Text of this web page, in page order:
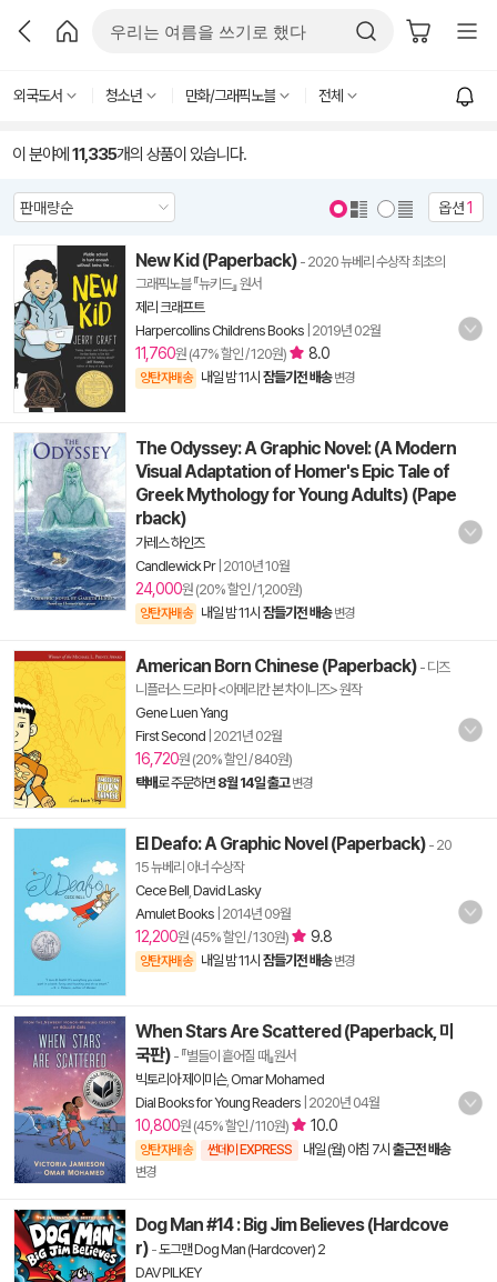
외국도서 청소년 만화/그래픽노블 전체
이 분야에 11,335개의 상품이 있습니다.
옵션1
New Kid (Paperback) - 2020 뉴베리 수상작 최초의
그래픽노블 『뉴키드』 원서
제리 크래프트
Harpercollins Childrens Books 2019년 02월
11,760원 (47% 할인 / 120원) 8.0
양탄자배송 내일 밤 11시 잠들기전 배송 변경
The Odyssey: A Graphic Novel: (A Modern
Visual Adaptation of Homer's Epic Tale of
Greek Mythology for Young Adults) (Pape
rback)
가레스 하인즈
Candlewick Pr| 2010년 10월
24,000원 (20% 할인 / 1,200원)
양탄자배송 내일 밤 11시 잠들기전 배송 변경
American Born Chinese (Paperback) - 디즈
니플러스 드라마 <아메리칸 본 차이니즈> 원작
Gene Luen Yang
First Second 2021년 02월
16,720원 (20% 할인 / 840원)
택배로 주문하면 8월 14일 출고 변경
El Deafo: A Graphic Novel (Paperback) - 20
15 뉴베리 아너 수상작
Cece Bell David Lasky
Amulet Books 2014년 09월
12,200원 (45% 할인 / 130원) 9.8
양탄자배송 내일 밤 11시 잠들기전 배송 변경
When Stars Are Scattered (Paperback, 미
국판) - 『별들이 흩어질 때』원서
빅토리아 제이미슨, Omar Mohamed
Dial Books for Young Readers 2020년 04월
10,800원 (45% 할인 / 110원) 10.0
양탄자배송 썬데이 EXPRESS 내일 (월) 아침 7시 출근전 배송
변경
Dog Man #14 : Big Jim Believes (Hardcove
r) -도그맨 Dog Man (Hardcover) 2
DAV PILKEY